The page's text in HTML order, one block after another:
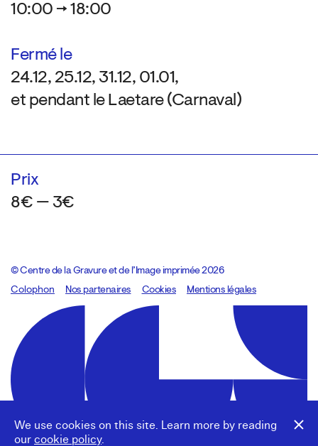
We use cookies on this site. Learn more by reading
our cookie policy.
10:00 → 18:00
Fermé le
24.12, 25.12, 31.12, 01.01,
et pendant le Laetare (Carnaval)
Prix
8€ — 3€
© Centre de la Gravure et de l’Image imprimée 2026
Colophon
Design:Marcel Kaczmarek, code:8080.studio
Nos partenaires Cookies Mentions légales